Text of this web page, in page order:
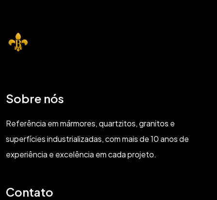
Sobre nós
Referência em mármores, quartzitos, granitos e
superfícies industrializadas, com mais de 10 anos de
experiência e excelência em cada projeto.
Contato